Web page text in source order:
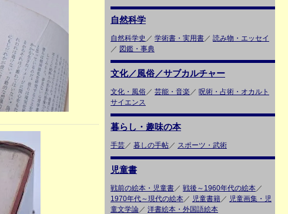
自然科学
自然科学史 ／ 学術書・実用書／ 読み物・エッセイ
／ 図鑑・事典
文化／風俗／サブカルチャー
文化・風俗／ 芸能・音楽 ／ 呪術・占術・オカルト
サイエンス
暮らし・趣味の本
手芸／ 暮しの手帖／ スポーツ・武術
児童書
戦前の絵本・児童書／ 戦後～1960年代の絵本／
1970年代～現代の絵本／ 児童書籍／ 児童画集・児
童文学論／ 洋書絵本・外国語絵本